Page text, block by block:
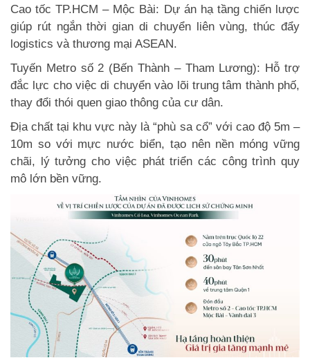
Cao tốc TP.HCM – Mộc Bài: Dự án hạ tầng chiến lược
giúp rút ngắn thời gian di chuyển liên vùng, thúc đẩy
logistics và thương mại ASEAN.
Tuyến Metro số 2 (Bến Thành – Tham Lương): Hỗ trợ
đắc lực cho việc di chuyển vào lõi trung tâm thành phố,
thay đổi thói quen giao thông của cư dân.
Địa chất tại khu vực này là “phù sa cổ” với cao độ 5m –
10m so với mực nước biển, tạo nên nền móng vững
chãi, lý tưởng cho việc phát triển các công trình quy
mô lớn bền vững.